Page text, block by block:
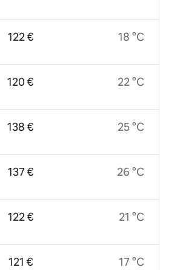
122 €
120 €
138 €
137 €
122 €
121 €
18 °C
22 °C
25 °C
26 °C
21 °C
17 °C